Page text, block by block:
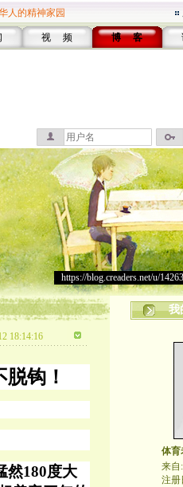
人的精神家园
视 频 博 客
https://blog.creaders.net/u/
18:14:16
钩！
然180度大
我
体育
来自
注册